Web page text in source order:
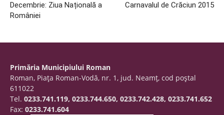
Decembrie: Ziua Națională a
României
Carnavalul de Crăciun 2015
Primăria Municipiului Roman
Roman, Piaţa Roman-Vodă, nr. 1, jud. Neamţ, cod poştal
611022
Tel. 0233.741.119, 0233.744.650, 0233.742.428, 0233.741.652
Fax: 0233.741.604